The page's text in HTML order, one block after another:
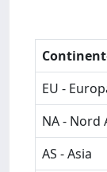
EU -
NA - Nord
AS - Asia